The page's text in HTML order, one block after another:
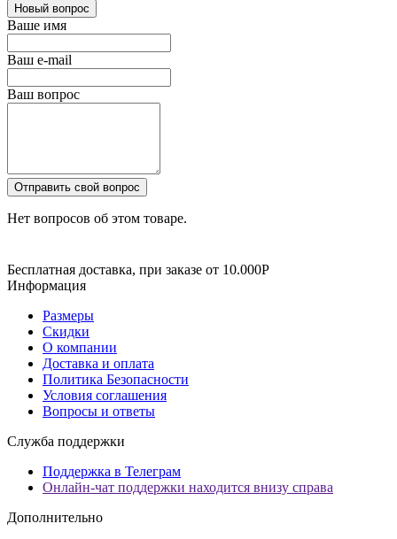
Новый вопрос
Ваше имя
Ваш e-mail
Ваш вопрос
Отправить свой вопрос
Нет вопросов об этом товаре.
Бесплатная доставка, при заказе от 10.000Р
Информация
Размеры
Скидки
О компании
Доставка и оплата
Политика Безопасности
Условия соглашения
Вопросы и ответы
Служба поддержки
Поддержка в Телеграм
Онлайн-чат поддержки находится внизу справа
Дополнительно